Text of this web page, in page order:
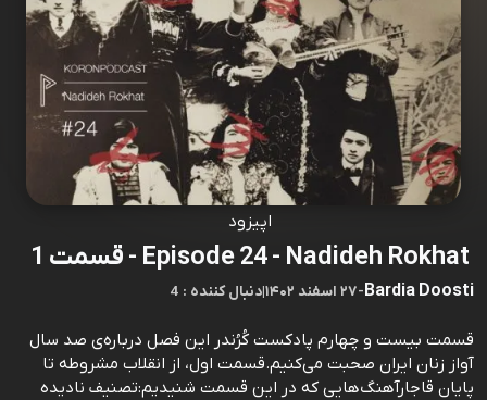
اپیزود
Episode 24 - Nadideh Rokhat - قسمت 1
Bardia Doosti
-۲۷ اسفند ۱۴۰۲ |4 : دنبال کننده
قسمت بیست و چهارم پادکست کُرُندر این فصل درباره‌ی صد سال
آواز زنان ایران صحبت می‌کنیم.قسمت اول، از انقلاب مشروطه تا
پایان قاجارآهنگ‌هایی که در این قسمت شنیدیم:تصنیف نادیده